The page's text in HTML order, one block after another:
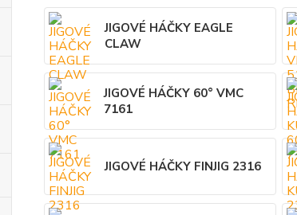
JIGOVÉ HÁČKY EAGLE
CLAW
JIGOVÉ HÁČKY 60° VMC
7161
JIGOVÉ HÁČKY FINJIG 2316